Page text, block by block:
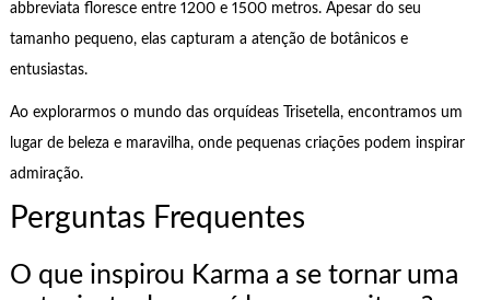
abbreviata floresce entre 1200 e 1500 metros. Apesar do seu
tamanho pequeno, elas capturam a atenção de botânicos e
entusiastas.
Ao explorarmos o mundo das orquídeas Trisetella, encontramos um
lugar de beleza e maravilha, onde pequenas criações podem inspirar
admiração.
Perguntas Frequentes
O que inspirou Karma a se tornar uma